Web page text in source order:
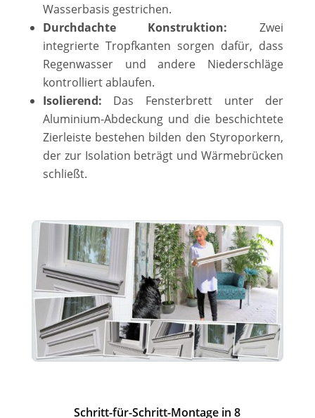
Wasserbasis gestrichen.
Durchdachte Konstruktion: Zwei
integrierte Tropfkanten sorgen dafür, dass
Regenwasser und andere Niederschläge
kontrolliert ablaufen.
Isolierend: Das Fensterbrett unter der
Aluminium-Abdeckung und die beschichtete
Zierleiste bestehen bilden den Styroporkern,
der zur Isolation beträgt und Wärmebrücken
schließt.
Schritt-für-Schritt-Montage in 8